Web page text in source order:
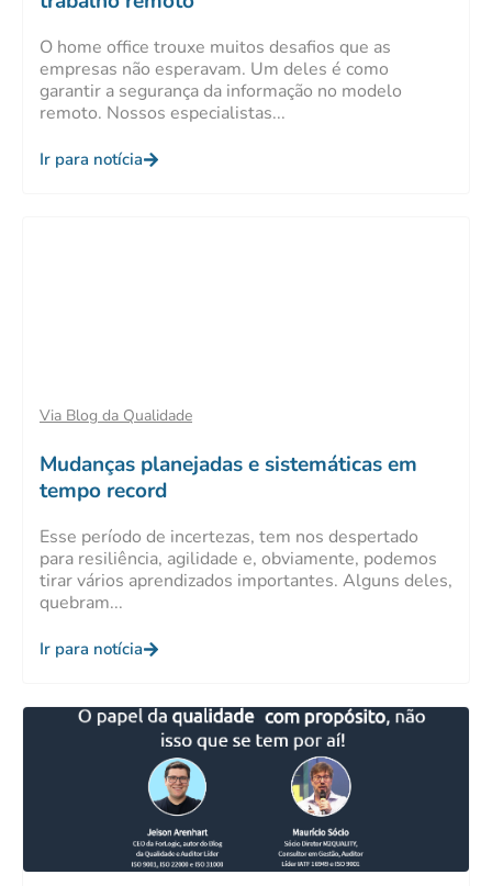
O home office trouxe muitos desafios que as
empresas não esperavam. Um deles é como
garantir a segurança da informação no modelo
remoto. Nossos especialistas...
Ir para notícia
Via Blog da Qualidade
Mudanças planejadas e sistemáticas em
tempo record
Esse período de incertezas, tem nos despertado
para resiliência, agilidade e, obviamente, podemos
tirar vários aprendizados importantes. Alguns deles,
quebram...
Ir para notícia